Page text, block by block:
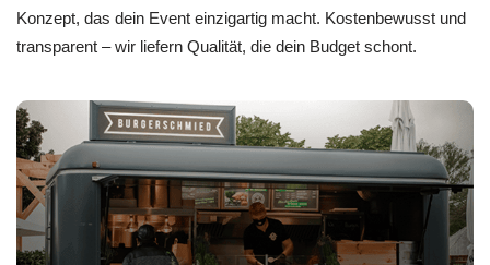
Konzept, das dein Event einzigartig macht. Kostenbewusst und
transparent – wir liefern Qualität, die dein Budget schont.